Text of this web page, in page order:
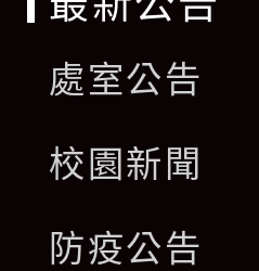
處室公告
校園新聞
防疫公告